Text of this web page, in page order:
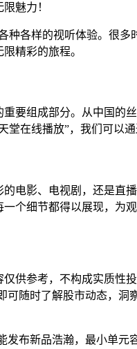
魅力！
种各样的视听体验。很
精彩的旅程。
要组成部分。从中国的
在线播放”，我们可以
电影、电视剧，还是直
个细节都得以展现，为
供参考，不构成实质性
随时了解股市动态，洞
发布新品浩瀚，最小单元